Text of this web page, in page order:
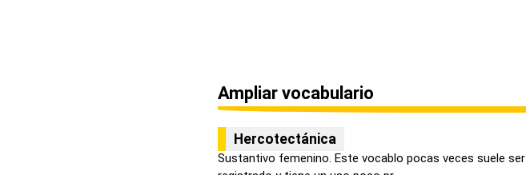
Ampliar vocabulario
Hercotectánica
Sustantivo femenino. Este vocablo pocas veces suele ser